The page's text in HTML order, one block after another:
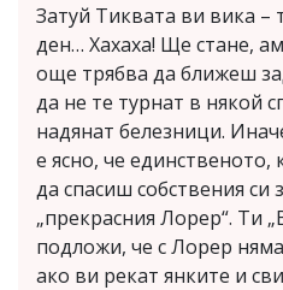
Затуй Тиквата ви вика –
ден… Хахаха! Ще стане,
още трябва да ближеш
да не те турнат в някой
надянат белезници.
е ясно, че единственото,
да спасиш собствения си
„прекрасния Лорер“. Ти
подложи, че с Лорер
ако ви рекат янките и